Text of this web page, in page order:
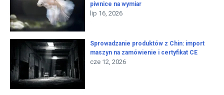
piwnice na wymiar
lip 16, 2026
Sprowadzanie produktów z Chin: import
maszyn na zamówienie i certyfikat CE
cze 12, 2026